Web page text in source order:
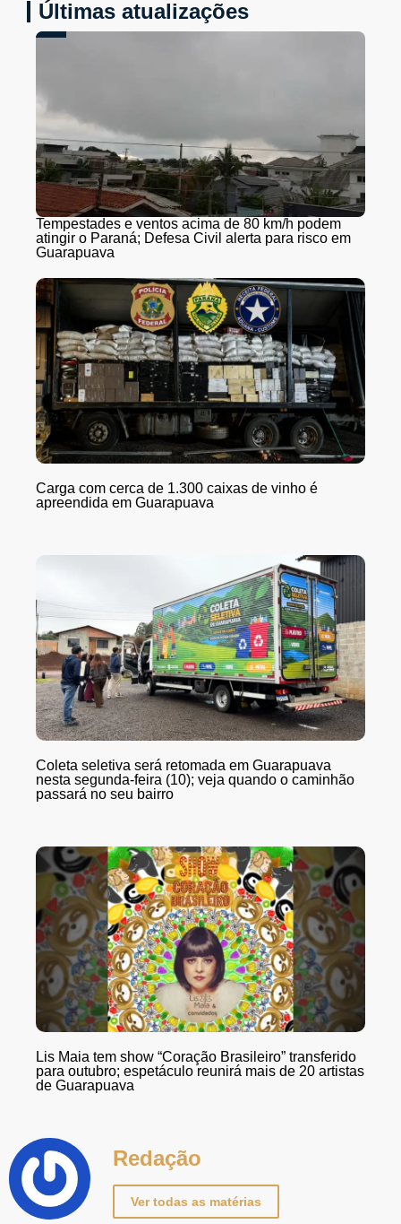
Últimas atualizações
Tempestades e ventos acima de 80 km/h podem
atingir o Paraná; Defesa Civil alerta para risco em
Guarapuava
Carga com cerca de 1.300 caixas de vinho é
apreendida em Guarapuava
Coleta seletiva será retomada em Guarapuava
nesta segunda-feira (10); veja quando o caminhão
passará no seu bairro
Lis Maia tem show “Coração Brasileiro” transferido
para outubro; espetáculo reunirá mais de 20 artistas
de Guarapuava
Redação
Ver todas as matérias